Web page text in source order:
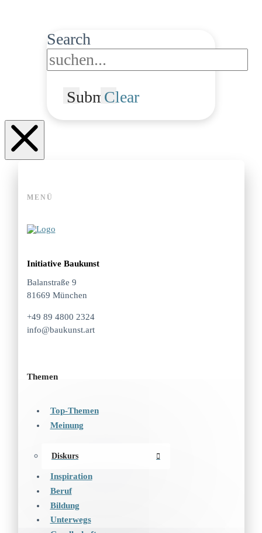
Search
SubmitClear
MENÜ
Initiative Baukunst
Balanstraße 9
81669 München
+49 89 4800 2324
info@baukunst.art
Themen
Top-Themen
Meinung
Diskurs
Inspiration
Beruf
Bildung
Unterwegs